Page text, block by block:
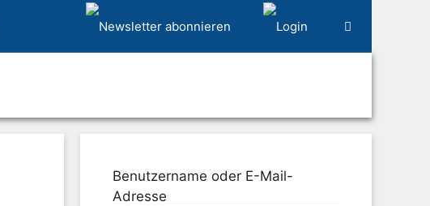
Benutzername oder E-Mail-
Adresse